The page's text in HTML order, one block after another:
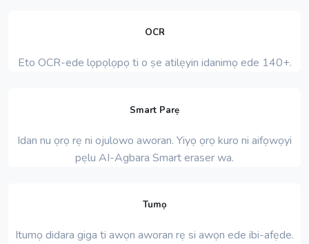
OCR
Eto OCR-ede lọpọlọpọ ti o ṣe atilẹyin idanimọ ede 140+.
Smart Parẹ
Idan nu ọrọ rẹ ni ojulowo aworan. Yiyọ ọrọ kuro ni aifọwọyi
pẹlu AI-Agbara Smart eraser wa.
Tumọ
Itumọ didara giga ti awọn aworan rẹ si awọn ede ibi-afẹde.